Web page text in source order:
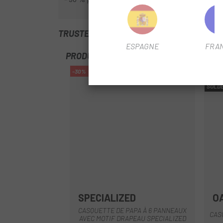
TRUSTED SHOPS REVIEWS
PRODUITS SIMILAIRES
Blanc
-30%
SPECIALIZED
CASQUETTE DE PAPA À 6 PANNEAUX
AVEC MOTIF DRAPEAU SPECIALIZED
ESPAGNE